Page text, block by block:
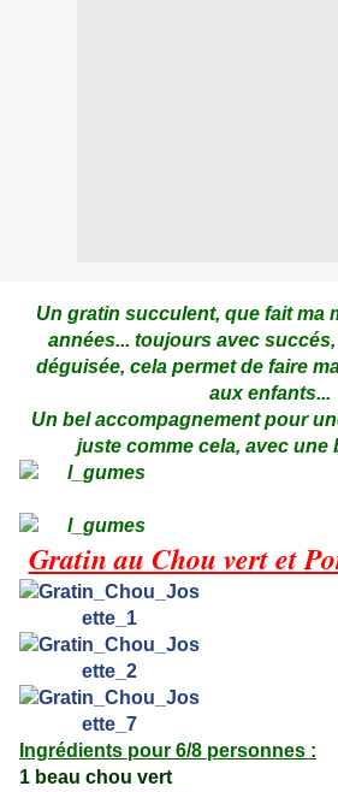
Un gratin succulent, que fait ma
années... toujours avec
déguisée, cela permet de faire
aux enfants...
Un bel accompagnement pour
juste comme cela, avec une
Gratin au Chou vert et
Ingrédients pour 6/8 personnes :
1 beau chou vert